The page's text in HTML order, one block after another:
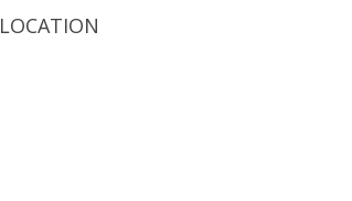
LOCATION